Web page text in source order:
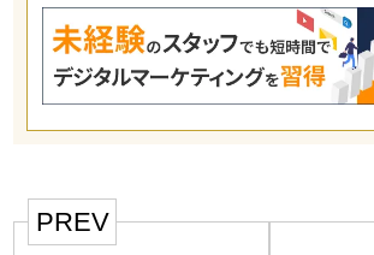
PREV